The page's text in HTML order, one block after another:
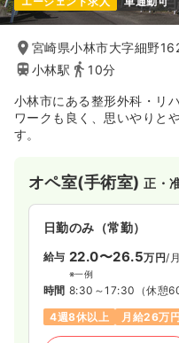
宮崎県小林市大字細野
小林駅
10分
小林市にある整形外科・リ
ワークも良く、思いやりと
す。
オペ室(手術室)正・
日勤のみ（常勤）
給与 22.0〜26.5万円/月
※一例
時間 8:30～17:30 （休憩
4週8休以上
月給26万